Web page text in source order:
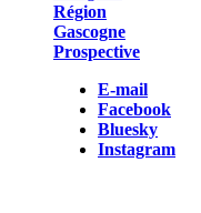
Région
Gascogne
Prospective
E-mail
Facebook
Bluesky
Instagram